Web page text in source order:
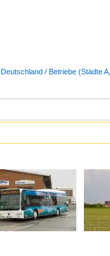
Deutschland / Betriebe (Städte